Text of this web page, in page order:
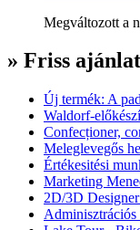
Megváltozott a
» Friss
Új termék: A
Waldorf-
Confecționer,
Meleglevegős
Értékesitési
Marketing
2D/3D